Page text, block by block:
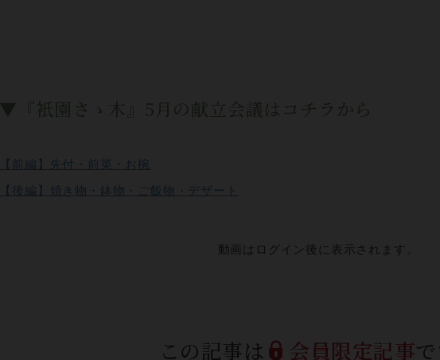
▼『衹園さゝ木』5月の献立会議はコチラから
【前編】先付・前菜・お椀
【後編】焼き物・鉢物・ご飯物・デザート
動画はログイン後に表示されます。
この記事は 会員限定記事